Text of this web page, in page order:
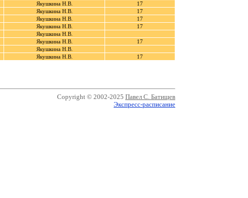
Якушкина Н.В.
17
Якушкина Н.В.
17
Якушкина Н.В.
17
Якушкина Н.В.
17
Якушкина Н.В.
Якушкина Н.В.
17
Якушкина Н.В.
Якушкина Н.В. 17
Copyright © 2002-2025 Павел С. Батищев
Экспресс-расписание